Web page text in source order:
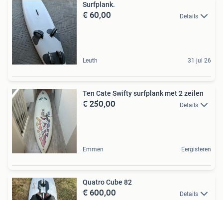
Surfplank.
€ 60,00 Details
Leuth 31 jul 26
Ten Cate Swifty surfplank met 2 zeilen
€ 250,00 Details
Emmen Eergisteren
Quatro Cube 82
€ 600,00 Details